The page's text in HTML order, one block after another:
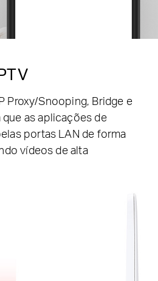
Proxy/Snooping, Bridge e
as aplicações de
portas LAN de forma
vídeos de alta